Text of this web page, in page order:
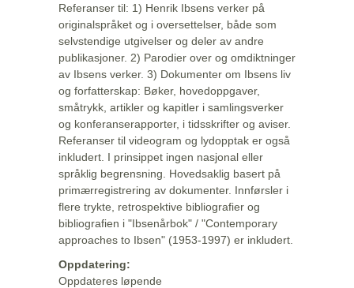
Referanser til: 1) Henrik Ibsens verker på
originalspråket og i oversettelser, både som
selvstendige utgivelser og deler av andre
publikasjoner. 2) Parodier over og omdiktninger
av Ibsens verker. 3) Dokumenter om Ibsens liv
og forfatterskap: Bøker, hovedoppgaver,
småtrykk, artikler og kapitler i samlingsverker
og konferanserapporter, i tidsskrifter og aviser.
Referanser til videogram og lydopptak er også
inkludert. I prinsippet ingen nasjonal eller
språklig begrensning. Hovedsaklig basert på
primærregistrering av dokumenter. Innførsler i
flere trykte, retrospektive bibliografier og
bibliografien i "Ibsenårbok" / "Contemporary
approaches to Ibsen" (1953-1997) er inkludert.
Oppdatering:
Oppdateres løpende